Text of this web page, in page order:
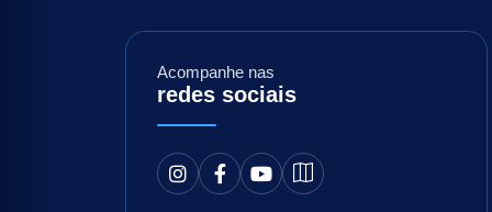
Acompanhe nas
redes sociais